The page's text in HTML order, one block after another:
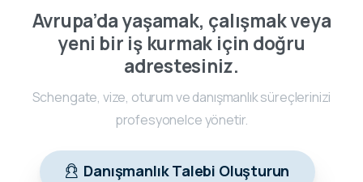
Avrupa’da yaşamak, çalışmak veya
yeni bir iş kurmak için doğru
adrestesiniz.
Schengate, vize, oturum ve danışmanlık süreçlerinizi
profesyonelce yönetir.
Danışmanlık Talebi Oluşturun